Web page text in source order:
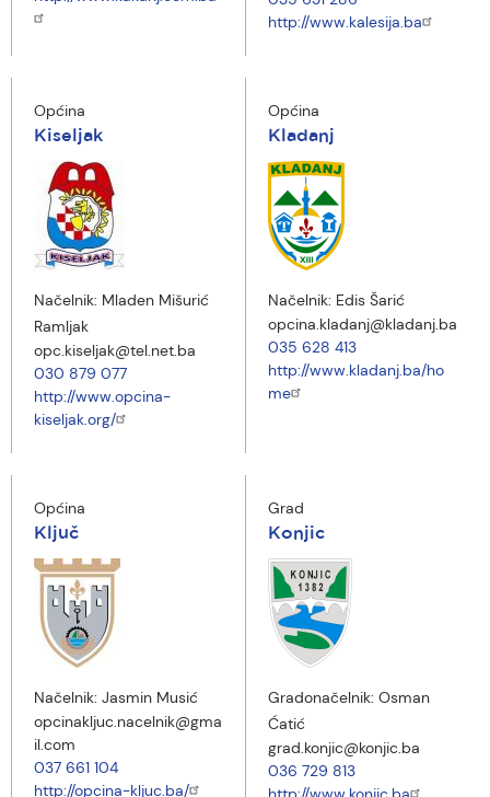
http://www.kalesija.ba
Općina
Kiseljak
Načelnik: Mladen Mišurić
Ramljak
opc.kiseljak@tel.net.ba
030 879 077
http://www.opcina-
kiseljak.org/
Općina
Kladanj
Načelnik: Edis Šarić
opcina.kladanj@kladanj.ba
035 628 413
http://www.kladanj.ba/ho
me
Općina
Ključ
Načelnik: Jasmin Musić
opcinakljuc.nacelnik@gma
il.com
037 661 104
http://opcina-kljuc.ba/
Grad
Konjic
Gradonačelnik: Osman
Ćatić
grad.konjic@konjic.ba
036 729 813